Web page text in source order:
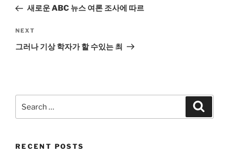
Post새로운 ABC 뉴스 여론 조사에 따르
Next
Post
NEXT
그러나 기상 학자가 할 수있는 최
for:
RECENT POSTS